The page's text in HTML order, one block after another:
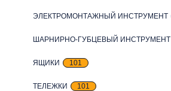
ЭЛЕКТРОМОНТАЖНЫЙ ИНСТРУМЕНТ
ШАРНИРНО-ГУБЦЕВЫЙ ИНСТРУМЕНТ
ЯЩИКИ 101
ТЕЛЕЖКИ 101